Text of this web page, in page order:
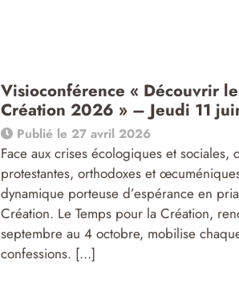
Visioconférence « Découvrir
Création 2026 » – Jeudi 11
Publié le 27 avril 2026
Face aux crises écologiques et
protestantes, orthodoxes et
dynamique porteuse d’espérance en
Création. Le Temps pour la Création,
septembre au 4 octobre, mobilise
confessions. […]